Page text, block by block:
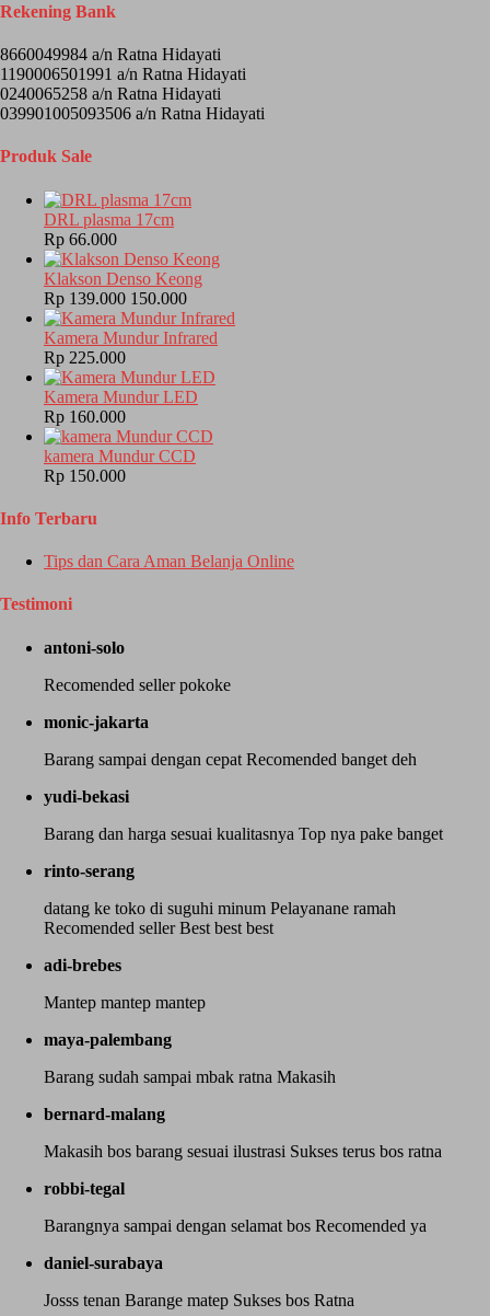
Rekening Bank
8660049984 a/n Ratna Hidayati
1190006501991 a/n Ratna Hidayati
0240065258 a/n Ratna Hidayati
039901005093506 a/n Ratna Hidayati
Produk Sale
DRL plasma 17cm
Rp 66.000
Klakson Denso Keong
Rp 139.000 150.000
Kamera Mundur Infrared
Rp 225.000
Kamera Mundur LED
Rp 160.000
kamera Mundur CCD
Rp 150.000
Info Terbaru
Tips dan Cara Aman Belanja Online
Testimoni
antoni-solo
Recomended seller pokoke
monic-jakarta
Barang sampai dengan cepat Recomended banget deh
yudi-bekasi
Barang dan harga sesuai kualitasnya Top nya pake banget
rinto-serang
datang ke toko di suguhi minum Pelayanane ramah
Recomended seller Best best best
adi-brebes
Mantep mantep mantep
maya-palembang
Barang sudah sampai mbak ratna Makasih
bernard-malang
Makasih bos barang sesuai ilustrasi Sukses terus bos ratna
robbi-tegal
Barangnya sampai dengan selamat bos Recomended ya
daniel-surabaya
Josss tenan Barange matep Sukses bos Ratna